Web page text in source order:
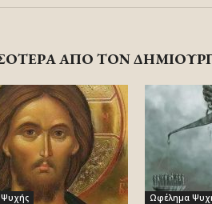
ΑΠΟ ΤΟΝ
Ωφέλημα